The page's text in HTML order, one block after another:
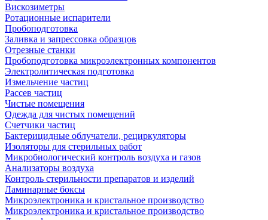
Вискозиметры
Ротационные испарители
Пробоподготовка
Заливка и запрессовка образцов
Отрезные станки
Пробоподготовка микроэлектронных компонентов
Электролитическая подготовка
Измельчение частиц
Рассев частиц
Чистые помещения
Одежда для чистых помещений
Счетчики частиц
Бактерицидные облучатели, рециркуляторы
Изоляторы для стерильных работ
Микробиологический контроль воздуха и газов
Анализаторы воздуха
Контроль стерильности препаратов и изделий
Ламинарные боксы
Микроэлектроника и кристальное производство
Микроэлектроника и кристальное производство